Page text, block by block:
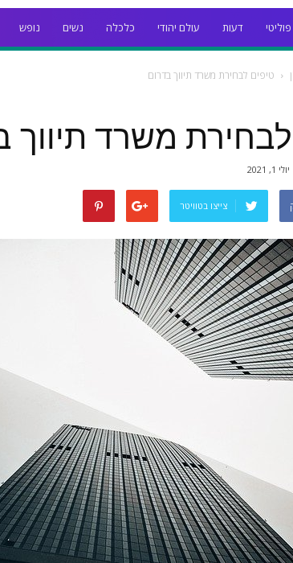
פוליטי דעות עולם יהודי כלכלה נשים נופש
טיפים לבחירת משרד תיווך בדרום
משרד תיווך
יולי 1, 2021
צייצו בטוויטר